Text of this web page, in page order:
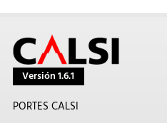
Versión 1.6.1
PORTES CALSI